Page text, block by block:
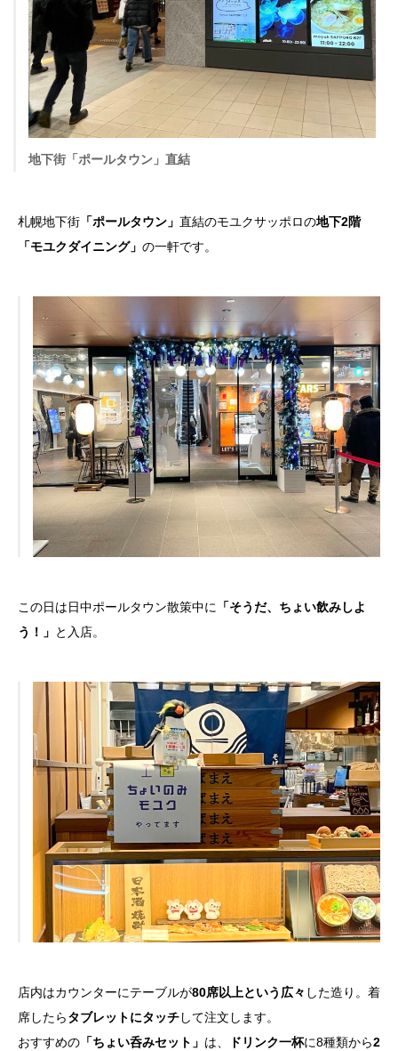
地下街「ポールタウン」直結
札幌地下街 「ポールタウン」 直結のモユクサッポロの地下2階
「モユクダイニング」 の一軒です。
この日は日中ポールタウン散策中に
「そうだ、ちょい飲みしよ
う！」 と入店。
店内はカウンターにテーブルが80席以上という広々 した造り。着
席したらタブレットにタッチして注文します。
おすすめの 「ちょい呑みセット」 は、 ドリンク一杯に8種類から2